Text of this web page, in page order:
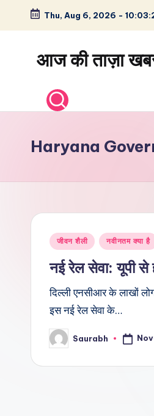
Skip
content
Thu, Aug 6, 2026 -
आज की ताज़ा
–
और
विश्व
Haryana
Posted
जीवन शैली नवीनतम क्या है
नई रेल सेवा: यूपी से
दिल्ली एनसीआर के लाखों
इस नई रेल सेवा के…
Posted
by
Saurabh